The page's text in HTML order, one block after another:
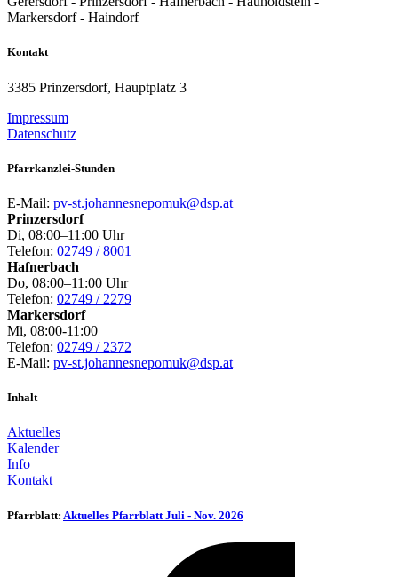
Markersdorf - Haindorf
Kontakt
3385 Prinzersdorf, Hauptplatz 3
Impressum
Datenschutz
Pfarrkanzlei-Stunden
E-Mail: pv-st.johannesnepomuk@dsp.at
Prinzersdorf
Di, 08:00–11:00 Uhr
Telefon: 02749 / 8001
Hafnerbach
Do, 08:00–11:00 Uhr
Telefon: 02749 / 2279
Markersdorf
Mi, 08:00-11:00
Telefon: 02749 / 2372
E-Mail: pv-st.johannesnepomuk@dsp.at
Inhalt
Aktuelles
Kalender
Info
Kontakt
Pfarrblatt: Aktuelles Pfarrblatt Juli - Nov. 2026